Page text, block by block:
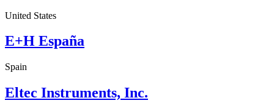
United States
E+H España
Spain
Eltec Instruments, Inc.